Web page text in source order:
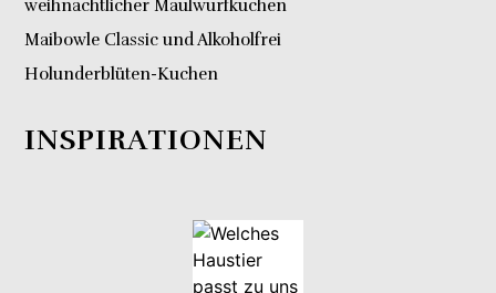
weihnachtlicher Maulwurfkuchen
Maibowle Classic und Alkoholfrei
Holunderblüten-Kuchen
INSPIRATIONEN